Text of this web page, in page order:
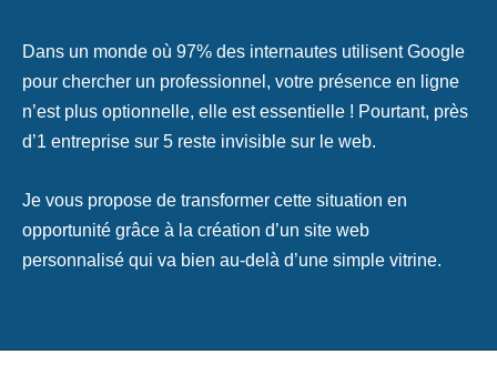
Dans un monde où 97% des internautes utilisent Google
pour chercher un professionnel, votre présence en ligne
n’est plus optionnelle, elle est essentielle ! Pourtant, près
d’1 entreprise sur 5 reste invisible sur le web.
Je vous propose de transformer cette situation en
opportunité grâce à la création d’un site web
personnalisé qui va bien au-delà d’une simple vitrine.